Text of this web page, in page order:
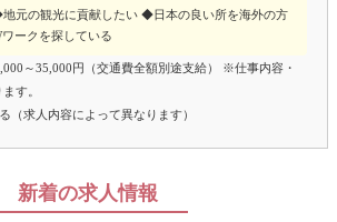
元の観光に貢献したい ◆日本の良い所を海外の方
ークを探している
～35,000円（交通費全額別途支給） ※仕事内容・
す。
（求人内容によって異なります）
新着の求人情報